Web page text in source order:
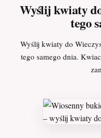
Wyślij kwiaty
tego
Wyślij kwiaty do
tego samego dnia.